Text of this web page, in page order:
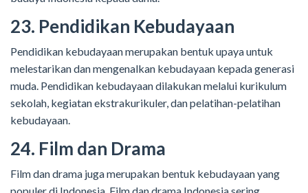
23. Pendidikan Kebudayaan
Pendidikan kebudayaan merupakan bentuk upaya untuk
melestarikan dan mengenalkan kebudayaan kepada generasi
muda. Pendidikan kebudayaan dilakukan melalui kurikulum
sekolah, kegiatan ekstrakurikuler, dan pelatihan-pelatihan
kebudayaan.
24. Film dan Drama
Film dan drama juga merupakan bentuk kebudayaan yang